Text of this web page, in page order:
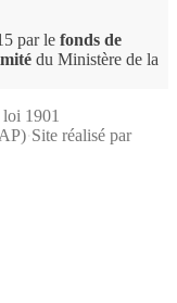
par le fonds de
du Ministère de la
1901
·Site réalisé par